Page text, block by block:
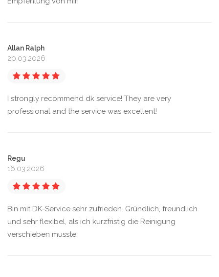
Allan Ralph
20.03.2026
I strongly recommend dk service! They are very
professional and the service was excellent!
Regu
16.03.2026
Bin mit DK-Service sehr zufrieden. Gründlich, freundlich
und sehr flexibel, als ich kurzfristig die Reinigung
verschieben musste.